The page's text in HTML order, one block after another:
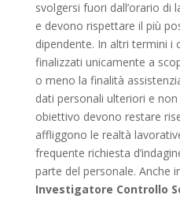
svolgersi fuori dall’orario di
e devono rispettare il più
dipendente. In altri termini i
finalizzati unicamente a
o meno la finalità
dati personali ulteriori e
obiettivo devono restare
affliggono le realtà
frequente richiesta
parte del personale. Anche
Investigatore Controllo